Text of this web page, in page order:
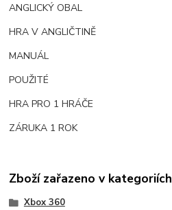
ANGLICKÝ OBAL
HRA V ANGLIČTINĚ
MANUÁL
POUŽITÉ
HRA PRO 1 HRÁČE
ZÁRUKA 1 ROK
Zboží zařazeno v kategoriích
Xbox 360